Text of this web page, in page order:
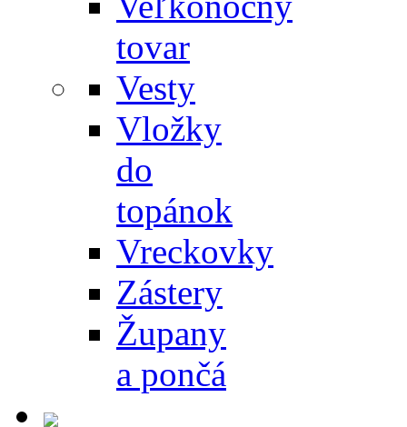
tovar
Vesty
Vložky
do
topánok
Vreckovky
Zástery
Župany
a pončá